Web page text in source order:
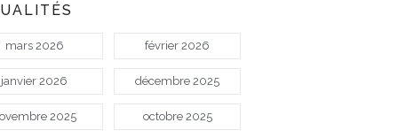
mars 2026 février 2026
janvier 2026 décembre 2025
2025 octobre 2025